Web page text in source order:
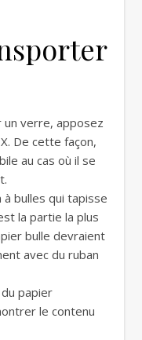
verre, apposez
De cette façon,
au cas où il se
bulles qui tapisse
la partie la plus
bulle devraient
avec du ruban
papier
le contenu